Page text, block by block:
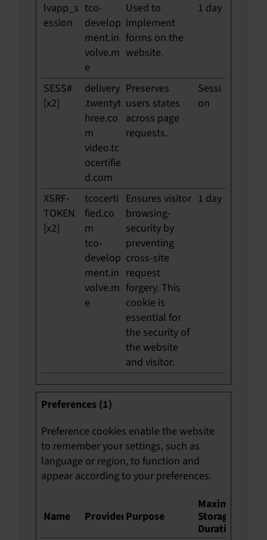
lvapp_s
ession
tco-
develop
ment.in
volve.m
e
Used to
implement
forms on the
website.
1 day
SESS#
[x2]
delivery
.twentyt
hree.co
m
video.tc
ocertifie
d.com
Preserves
users states
across page
requests.
Sessi
on
XSRF-
TOKEN
[x2]
tcocerti
fied.co
m
tco-
develop
ment.in
volve.m
e
Ensures visitor
browsing-
security by
preventing
cross-site
request
forgery. This
cookie is
essential for
the security of
the website
and visitor.
1 day
Preferences (1)
Preference cookies enable the website
to remember your settings, such as
language or region, to function and
appear according to your preferences.
Name Provider Purpose
Maximum
Storage
Duration